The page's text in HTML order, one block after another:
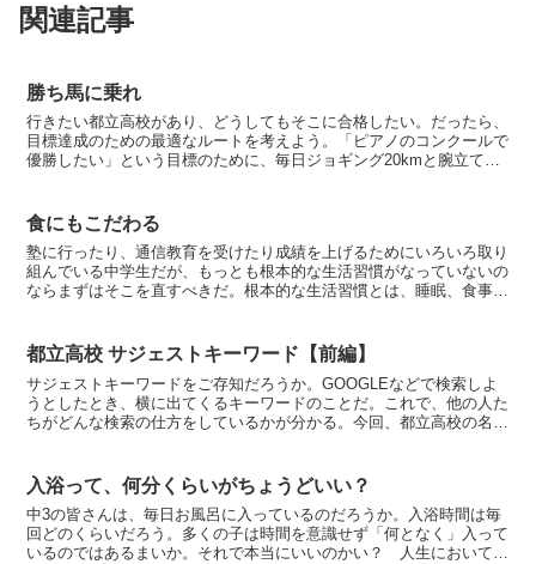
関連記事
勝ち馬に乗れ
行きたい都立高校があり、どうしてもそこに合格したい。だったら、
目標達成のための最適なルートを考えよう。「ピアノのコンクールで
優勝したい」という目標のために、毎日ジョギング20kmと腕立て伏
食にもこだわる
塾に行ったり、通信教育を受けたり成績を上げるためにいろいろ取り
組んでいる中学生だが、もっとも根本的な生活習慣がなっていないの
ならまずはそこを直すべきだ。根本的な生活習慣とは、睡眠、食事、
都立高校 サジェストキーワード【前編】
サジェストキーワードをご存知だろうか。GOOGLEなどで検索しよ
うとしたとき、横に出てくるキーワードのことだ。これで、他の人た
ちがどんな検索の仕方をしているかが分かる。今回、都立高校の名前
入浴って、何分くらいがちょうどいい？
中3の皆さんは、毎日お風呂に入っているのだろうか。入浴時間は毎
回どのくらいだろう。多くの子は時間を意識せず「何となく」入って
いるのではあるまいか。それで本当にいいのかい？ 人生において時